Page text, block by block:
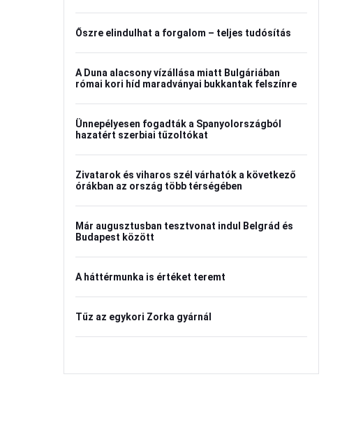
Őszre elindulhat a forgalom – teljes tudósítás
A Duna alacsony vízállása miatt Bulgáriában
római kori híd maradványai bukkantak felszínre
Ünnepélyesen fogadták a Spanyolországból
hazatért szerbiai tűzoltókat
Zivatarok és viharos szél várhatók a következő
órákban az ország több térségében
Már augusztusban tesztvonat indul Belgrád és
Budapest között
A háttérmunka is értéket teremt
Tűz az egykori Zorka gyárnál